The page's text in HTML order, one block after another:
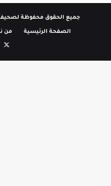
جميع الحقوق محفوظة لصحيفة
الصفحة الرئيسية من